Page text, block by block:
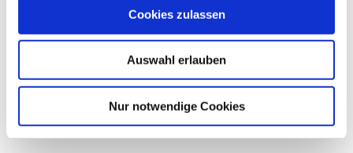
Cookies zulassen
Auswahl erlauben
Nur notwendige Cookies
Separator With Text
Separator With Text